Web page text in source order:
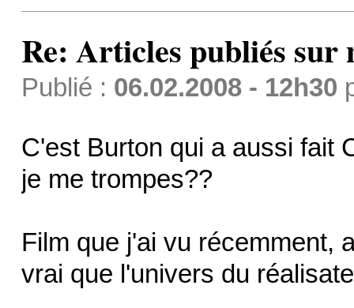
Re: Articles publiés sur
Publié : 06.02.2008 - 12h30
C'est Burton qui a aussi fait
je me trompes??
Film que j'ai vu récemment,
vrai que l'univers du